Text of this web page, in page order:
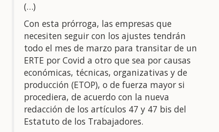
(…)
Con esta prórroga, las empresas que
necesiten seguir con los ajustes tendrán
todo el mes de marzo para transitar de un
ERTE por Covid a otro que sea por causas
económicas, técnicas, organizativas y de
producción (ETOP), o de fuerza mayor si
procediera, de acuerdo con la nueva
redacción de los artículos 47 y 47 bis del
Estatuto de los Trabajadores.